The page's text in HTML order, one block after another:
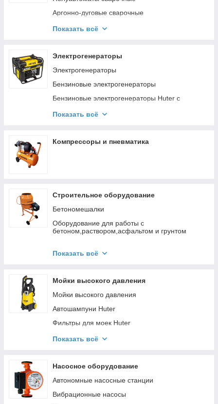
Инфракрасные обогреватели
Газовые инфракрасные обогреватели
Аргонно-дуговые сварочные
Аппараты плазменной резки Ресанта ИПР
Сварочные электроды Ресанта
Аппараты для сварки ПВХ труб Ресанта
Сварочная проволока
Комплектующие и расходники
Показать всё
Электрогенераторы
Электрогенераторы
Бензиновые электрогенераторы
Бензиновые электрогенераторы Huter с
Показать всё
Компрессоры и пневматика
Строительное оборудование
Бетономешалки
Оборудование для работы с
бетоном,раствором,асфальтом и грунтом
Показать всё
Мойки высокого давления
Мойки высокого давления
Автошампуни Huter
Фильтры для моек Huter
Пеногенераторы Huter
Показать всё
Насосное оборудование
Автономные насосные станции
Вибрационные насосы